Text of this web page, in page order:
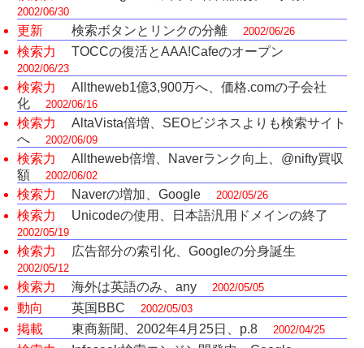
2002/06/30
更新 検索ボタンとリンクの分離 2002/06/26
検索力 TOCCの復活とAAA!Cafeのオープン
2002/06/23
検索力
Alltheweb1億3,900万へ、価格.comの子会社
化
2002/06/16
検索力
AltaVista倍増、SEOビジネスよりも検索サイト
へ
2002/06/09
検索力
Alltheweb倍増、Naverランク向上、@nifty買収
額
2002/06/02
検索力 Naverの増加、Google 2002/05/26
検索力 Unicodeの使用、日本語汎用ドメインの終了
2002/05/19
検索力 広告部分の索引化、Googleの分身誕生
2002/05/12
検索力 海外は英語のみ、any 2002/05/05
動向 英国BBC 2002/05/03
掲載 東商新聞、2002年4月25日、p.8 2002/04/25